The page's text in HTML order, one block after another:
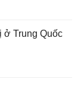
ở Trung Quốc